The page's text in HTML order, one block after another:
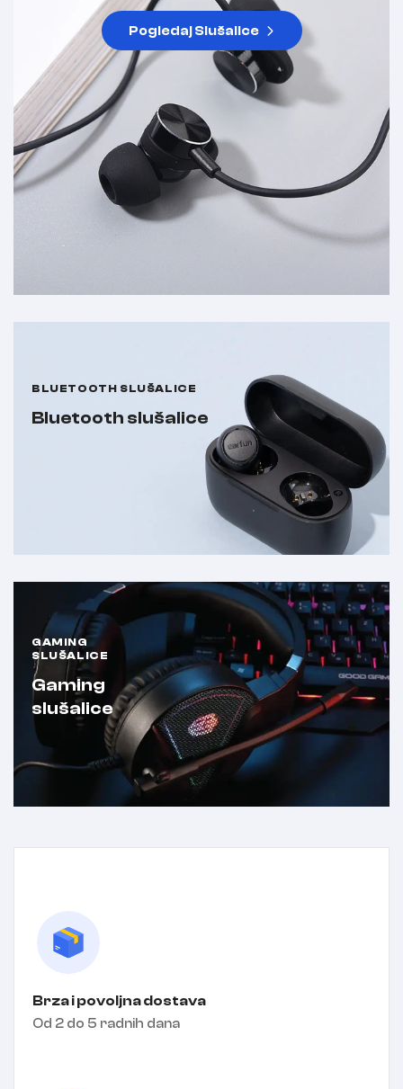
Pogledaj Slušalice
BLUETOOTH SLUŠALICE
Bluetooth slušalice
GAMING
SLUŠALICE
Gaming
slušalice
Brza i povoljna dostava
Od 2 do 5 radnih dana